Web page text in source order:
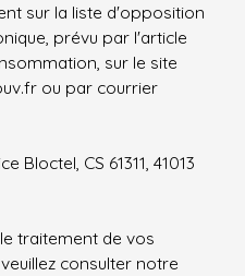
sur la liste d'opposition
prévu par l'article
sur le site
ou par courrier
Bloctel, CS 61311, 41013
traitement de vos
consulter notre